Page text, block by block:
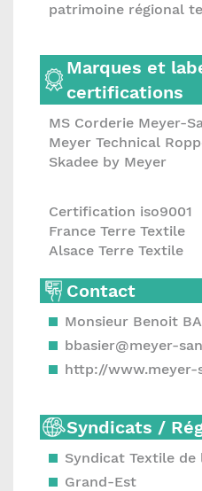
patrimoine régional
Marques et
certifications
MS Corderie Meyer-
Meyer Technical
Skadee by Meyer
Certification iso9001
France Terre Textile
Alsace Terre Textile
Contact
Monsieur Benoit
bbasier@meyer-
http://www.meyer-
Syndicats /
Syndicat Textile de
Grand-Est